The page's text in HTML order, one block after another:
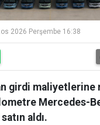
2026 Perşembe 16:38
girdi maliyetlerine
Mercedes-
aldı.